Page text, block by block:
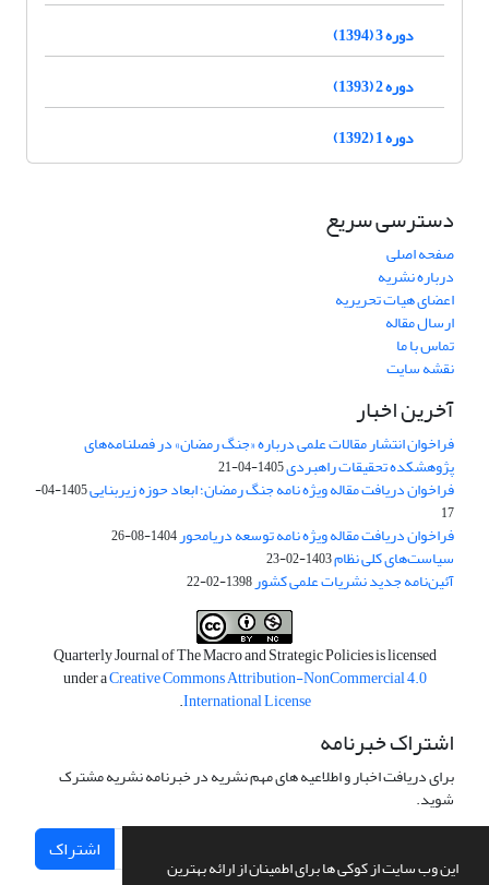
این وب سایت از کوکی ها برای اطمینان از ارائه بهترین
دوره 3 (1394)
دوره 2 (1393)
دوره 1 (1392)
دسترسی سریع
صفحه اصلی
درباره نشریه
اعضای هیات تحریریه
ارسال مقاله
تماس با ما
نقشه سایت
آخرین اخبار
فراخوان انتشار مقالات علمی درباره «جنگ رمضان» در فصلنامه‌های
پژوهشکده تحقیقات راهبردی1405-04-21
فراخوان دریافت مقاله ویژه نامه جنگ رمضان؛ ابعاد حوزه زیربنایی
1405-04-
17
فراخوان دریافت مقاله ویژه نامه توسعه دریامحور1404-08-26
سیاست‌های کلی نظام1403-02-23
آئین‌نامه جدید نشریات علمی کشور1398-02-22
Quarterly Journal of The Macro and Strategic Policies is licensed
under aCreative Commons Attribution-NonCommercial 4.0
International License
.
اشتراک خبرنامه
برای دریافت اخبار و اطلاعیه های مهم نشریه در خبرنامه نشریه مشترک
شوید.
اشتراک